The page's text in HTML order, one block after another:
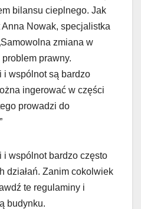
bilansu cieplnego. Jak
Nowak, specjalistka
zmiana w
prawny.
i wspólnot są bardzo
ingerować w części
prowadzi do
i wspólnot bardzo często
działań. Zanim cokolwiek
te regulaminy i
budynku.